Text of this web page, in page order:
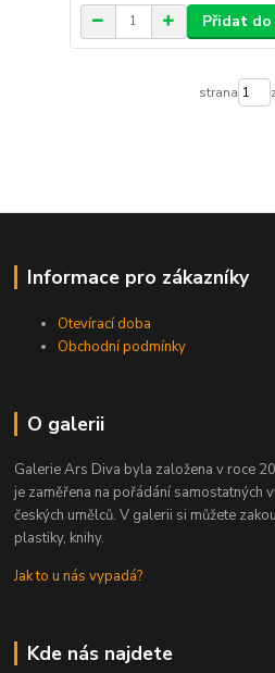
Přidat do
strana
Informace pro zákazníky
Otevírací doba
Obchodní podmínky
O galerii
Galerie Ars Diva byla založena v roce
je zaměřena na pořádání samostatných
českých umělců. V galerii si můžete
plastiky, knihy.
Jak to u nás vypadá?
Kde nás najdete